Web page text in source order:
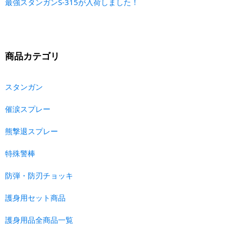
最強スタンガンS-315が入荷しました！
商品カテゴリ
スタンガン
催涙スプレー
熊撃退スプレー
特殊警棒
防弾・防刃チョッキ
護身用セット商品
護身用品全商品一覧